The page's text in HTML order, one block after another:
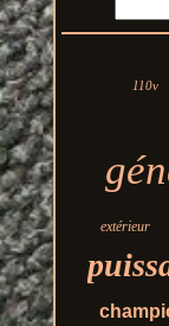
110v
extérieur